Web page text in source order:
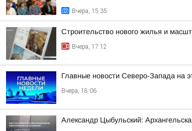
Вчера, 15:35
Строительство нового жилья и
Вчера, 17:12
Главные новости Северо-Запада на
Вчера, 18:06
Александр Цыбульский: